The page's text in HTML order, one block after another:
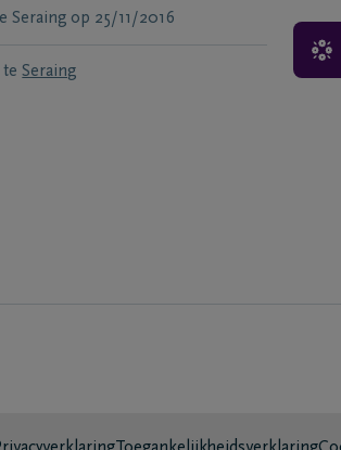
Seraing op 25/11/2016
te Seraing